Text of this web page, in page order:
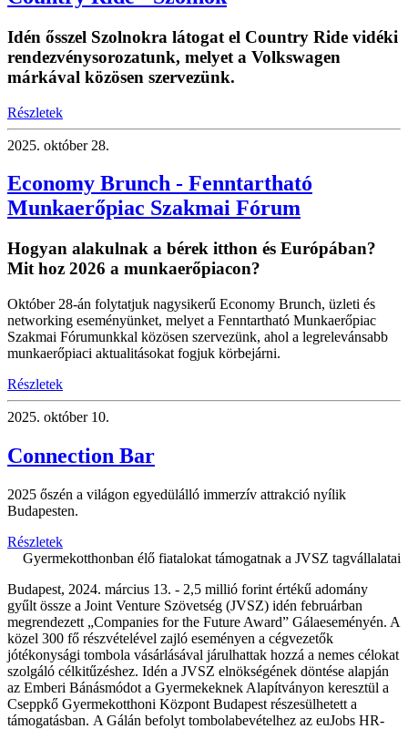
Idén ősszel Szolnokra látogat el Country Ride vidéki
rendezvénysorozatunk, melyet a Volkswagen
márkával közösen szervezünk.
Részletek
2025. október 28.
Economy Brunch - Fenntartható
Munkaerőpiac Szakmai Fórum
Hogyan alakulnak a bérek itthon és Európában?
Mit hoz 2026 a munkaerőpiacon?
Október 28-án folytatjuk nagysikerű Economy Brunch, üzleti és
networking eseményünket, melyet a Fenntartható Munkaerőpiac
Szakmai Fórumunkkal közösen szervezünk, ahol a legrelevánsabb
munkaerőpiaci aktualitásokat fogjuk körbejárni.
Részletek
2025. október 10.
Connection Bar
2025 őszén a világon egyedülálló immerzív attrakció nyílik
Budapesten.
Részletek
Gyermekotthonban élő fiatalokat támogatnak a JVSZ tagvállalatai
Budapest, 2024. március 13. - 2,5 millió forint értékű adomány
gyűlt össze a Joint Venture Szövetség (JVSZ) idén februárban
megrendezett „Companies for the Future Award” Gálaeseményén. A
közel 300 fő részvételével zajló eseményen a cégvezetők
jótékonysági tombola vásárlásával járulhattak hozzá a nemes célokat
szolgáló célkitűzéshez. Idén a JVSZ elnökségének döntése alapján
az Emberi Bánásmódot a Gyermekeknek Alapítványon keresztül a
Cseppkő Gyermekotthoni Központ Budapest részesülhetett a
támogatásban. A Gálán befolyt tombolabevételhez az euJobs HR-